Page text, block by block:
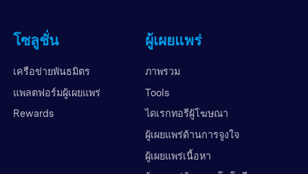
โซลูชั่น
เครือข่ายพันธมิตร
แพลตฟอร์มผู้เผยแพร่
Rewards
ผู้เผยแพร่
ภาพรวม
Tools
ไดเรกทอรีผู้โฆษณา
ผู้เผยแพร่ด้านการจูงใจ
ผู้เผยแพร่เนื้อหา